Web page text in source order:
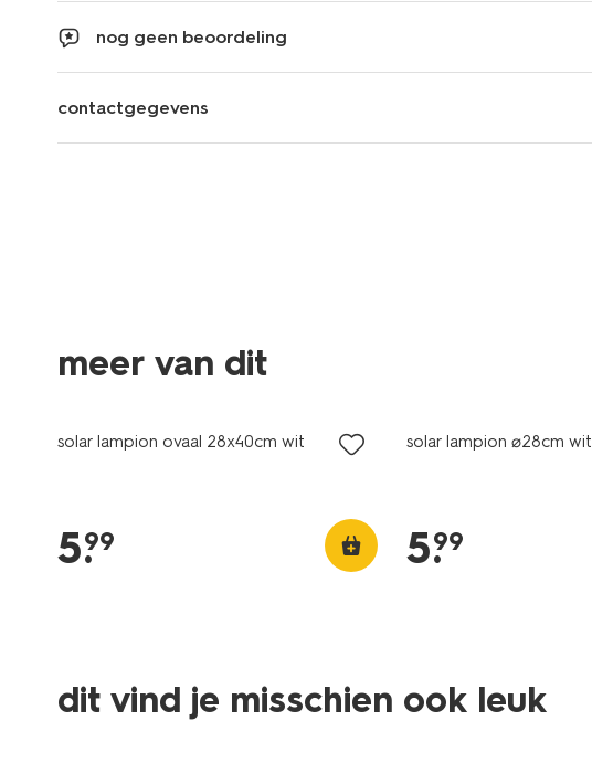
nog geen beoordeling
contactgegevens
meer van dit
solar lampion ovaal 28x40cm wit
5.
99
solar lampion ⌀28cm wit
5.
99
dit vind je misschien ook leuk